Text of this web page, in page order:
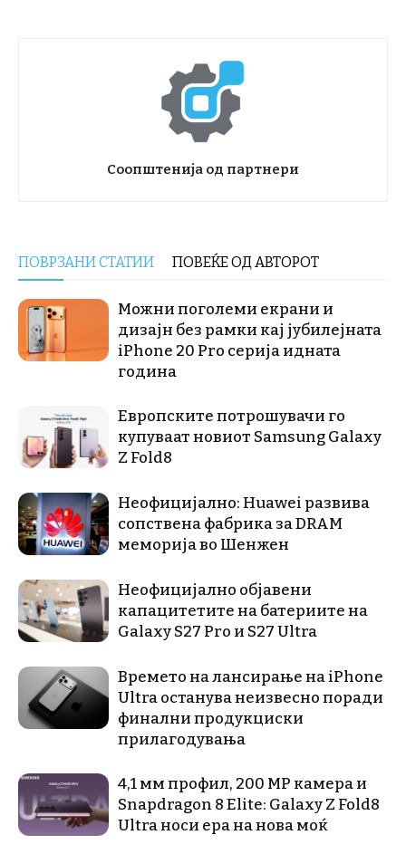
Соопштенија од партнери
ПОВРЗАНИ СТАТИИ ПОВЕЌЕ ОД АВТОРОТ
Можни поголеми екрани и
дизајн без рамки кај јубилејната
iPhone 20 Pro серија идната
година
Европските потрошувачи го
купуваат новиот Samsung Galaxy
Z Fold8
Неофицијално: Huawei развива
сопствена фабрика за DRAM
меморија во Шенжен
Неофицијално објавени
капацитетите на батериите на
Galaxy S27 Pro и S27 Ultra
Времето на лансирање на iPhone
Ultra останува неизвесно поради
финални продукциски
прилагодувања
4,1 мм профил, 200 MP камера и
Snapdragon 8 Elite: Galaxy Z Fold8
Ultra носи ера на нова моќ